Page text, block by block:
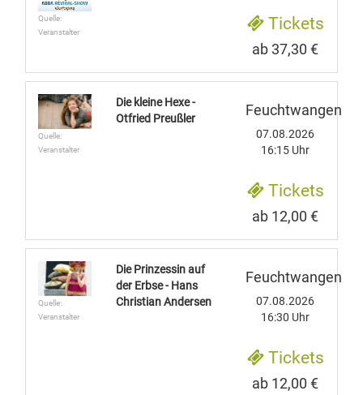
Quelle:
Veranstalter
Tickets
ab 37,30 €
Quelle:
Veranstalter
Die kleine Hexe -
Otfried Preußler
Feuchtwangen
07.08.2026
16:15 Uhr
Tickets
ab 12,00 €
Quelle:
Veranstalter
Die Prinzessin auf
der Erbse - Hans
Christian Andersen
Feuchtwangen
07.08.2026
16:30 Uhr
Tickets
ab 12,00 €